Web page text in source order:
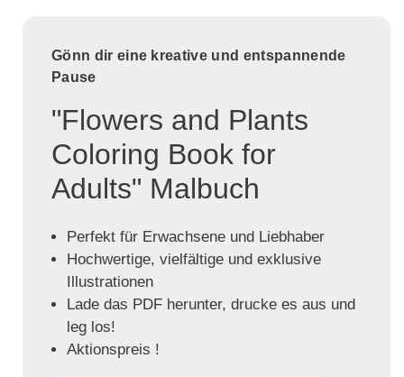
Gönn dir eine kreative und entspannende
Pause
"Flowers and Plants
Coloring Book for
Adults" Malbuch
Perfekt für Erwachsene und Liebhaber
Hochwertige, vielfältige und exklusive
Illustrationen
Lade das PDF herunter, drucke es aus und
leg los!
Aktionspreis !